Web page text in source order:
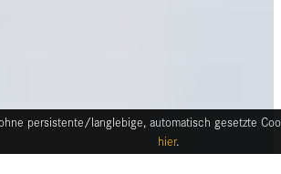
persistente/langlebige, automatisch gesetzte
hier.